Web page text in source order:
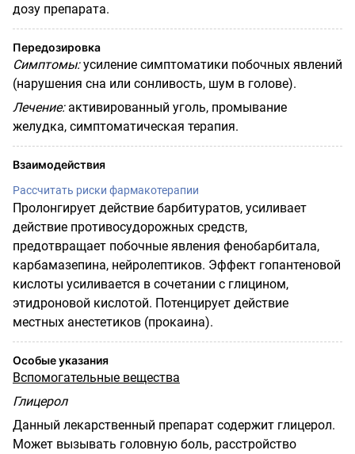
дозу препарата.
Передозировка
Симптомы:усиление симптоматики побочных явлений
(нарушения сна или сонливость, шум в голове).
Лечение:активированный уголь, промывание
желудка, симптоматическая терапия.
Взаимодействия
Рассчитать риски фармакотерапии
Пролонгирует действие барбитуратов, усиливает
действие противосудорожных средств,
предотвращает побочные явления фенобарбитала,
карбамазепина, нейролептиков. Эффект гопантеновой
кислоты усиливается в сочетании с глицином,
этидроновой кислотой. Потенцирует действие
местных анестетиков (прокаина).
Особые указания
Вспомогательные вещества
Глицерол
Данный лекарственный препарат содержит глицерол.
Может вызывать головную боль, расстройство